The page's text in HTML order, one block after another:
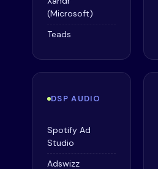
(Microsoft)
Teads
DSP AUDIO
Spotify Ad
Studio
Adswizz